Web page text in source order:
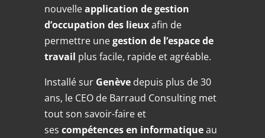
nouvelleapplication de gestion
d’occupation des lieuxafin de
permettre unegestion de l’espace de
travail plus facile, rapide et agréable.
Installé sur Genève depuis plus de 30
ans, le CEO de Barraud Consulting met
tout son savoir-faire et
ses compétences en informatiqueau